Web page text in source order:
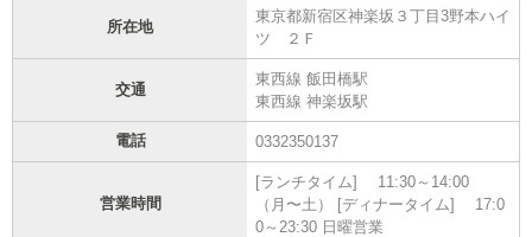
所在地
東京都新宿区神楽坂３丁目3野本ハイ
ツ ２Ｆ
交通
東西線 飯田橋駅
東西線 神楽坂駅
電話 0332350137
営業時間
[ランチタイム] 11:30～14:00
（月〜土） [ディナータイム] 17:0
0～23:30 日曜営業